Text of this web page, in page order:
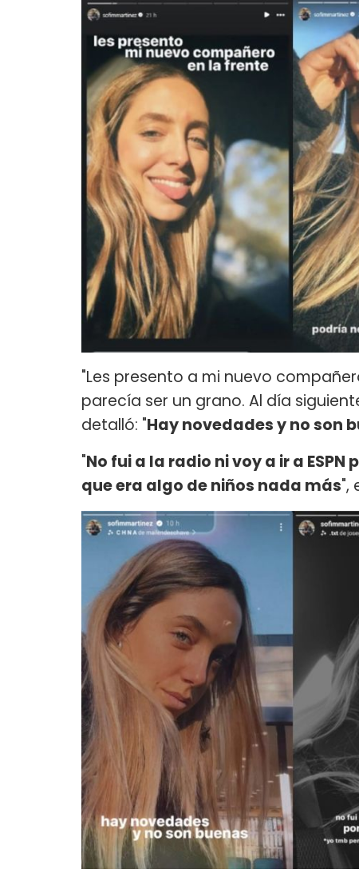
"Les presento a mi nuevo
parecía ser un grano. Al día
detalló: "Hay novedades y no son
"No fui a la radio ni voy a ir a
que era algo de niños nada más",